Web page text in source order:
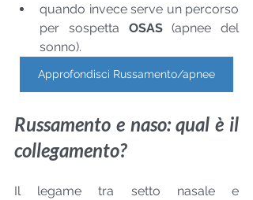
quando invece serve un percorso
per sospetta OSAS (apnee del
sonno).
Approfondisci Russamento/apnee
Russamento e naso: qual è il
collegamento?
Il legame tra setto nasale e